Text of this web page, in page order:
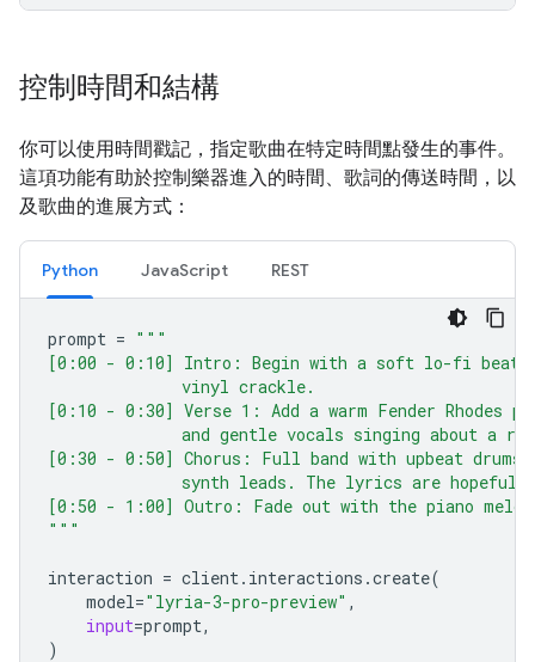
控制時間和結構
你可以使用時間戳記，指定歌曲在特定時間點發生的事件。
這項功能有助於控制樂器進入的時間、歌詞的傳送時間，以
及歌曲的進展方式：
Python JavaScript REST
prompt = """
[0:00 - 0:10] Intro: Begin with a soft lo-fi beat
              vinyl crackle.
[0:10 - 0:30] Verse 1: Add a warm Fender Rhodes
and gentle vocals singing about a
[0:30 - 0:50] Chorus: Full band with upbeat drums
synth leads. The lyrics are hopeful
[0:50 - 1:00] Outro: Fade out with the piano
"""
interaction = client. interactions .create(
model="lyria-3-pro-preview" ,
input=prompt,
)